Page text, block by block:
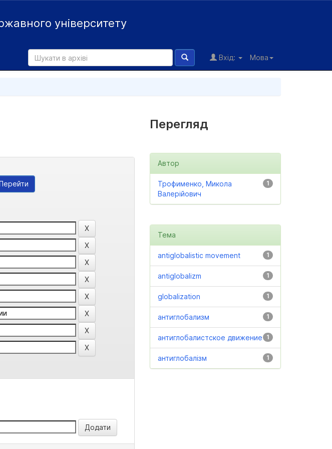
університету
Мова
Вхід:
Перегляд
Автор
1
Трофименко, Микола
Валерійович
Тема
1
antiglobalistic movement
1
antiglobalizm
1
globalization
1
антиглобализм
1
антиглобалистское движение
1
антиглобалізм